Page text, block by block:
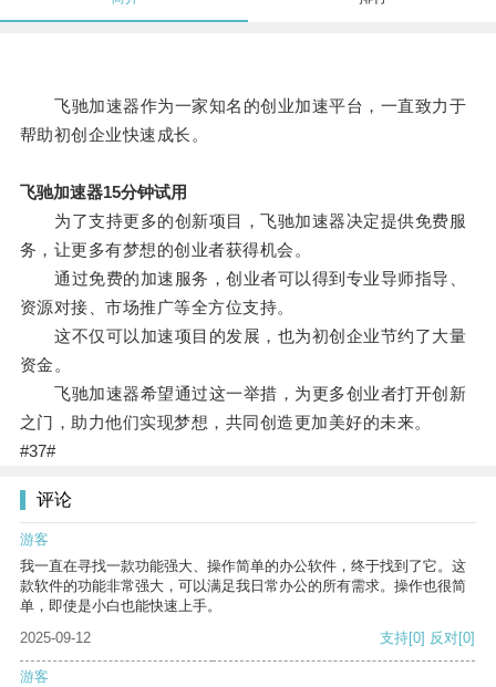
飞驰加速器作为一家知名的创业加速平台，一直致力于
帮助初创企业快速成长。
飞驰加速器15分钟试用
为了支持更多的创新项目，飞驰加速器决定提供免费服
务，让更多有梦想的创业者获得机会。
通过免费的加速服务，创业者可以得到专业导师指导、
资源对接、市场推广等全方位支持。
这不仅可以加速项目的发展，也为初创企业节约了大量
资金。
飞驰加速器希望通过这一举措，为更多创业者打开创新
之门，助力他们实现梦想，共同创造更加美好的未来。
#37#
评论
游客
我一直在寻找一款功能强大、操作简单的办公软件，终于找到了它。这
款软件的功能非常强大，可以满足我日常办公的所有需求。操作也很简
单，即使是小白也能快速上手。
2025-09-12
支持[0] 反对[0]
游客